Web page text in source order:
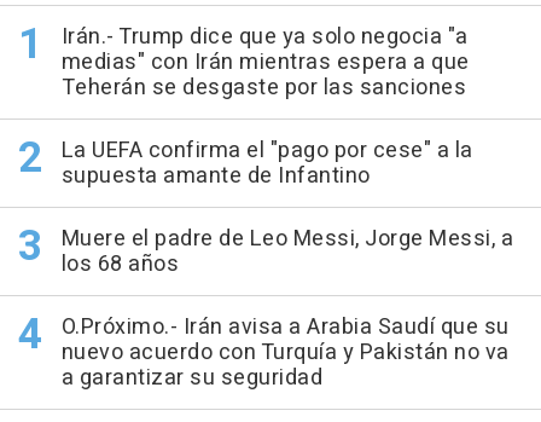
Irán.- Trump dice que ya solo negocia "a
medias" con Irán mientras espera a que
Teherán se desgaste por las sanciones
La UEFA confirma el "pago por cese" a la
supuesta amante de Infantino
Muere el padre de Leo Messi, Jorge Messi, a
los 68 años
O.Próximo.- Irán avisa a Arabia Saudí que su
nuevo acuerdo con Turquía y Pakistán no va
a garantizar su seguridad